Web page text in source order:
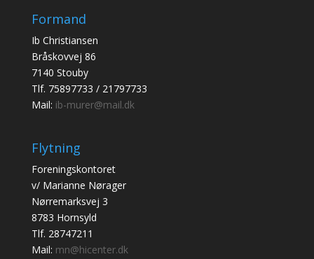
Formand
Ib Christiansen
Bråskovvej 86
7140 Stouby
Tlf. 75897733 / 21797733
Mail: ib-murer@mail.dk
Flytning
Foreningskontoret
v/ Marianne Nørager
Nørremarksvej 3
8783 Hornsyld
Tlf. 28747211
Mail: mn@hicenter.dk